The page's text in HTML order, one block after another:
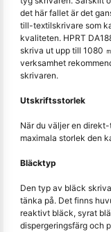
det här fallet är det
till-textilskrivare som
kvaliteten. HPRT
skriva ut upp till 1080
verksamhet
skrivaren.
Utskriftsstorlek
När du väljer en
maximala storlek den
Bläcktyp
Den typ av bläck
tänka på. Det finns
reaktivt bläck, syrat
dispergeringsfärg och